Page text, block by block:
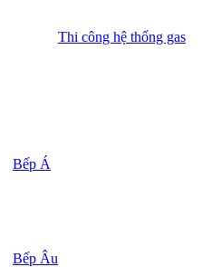
Thi công hệ thống gas
Bếp Á
Bếp Âu